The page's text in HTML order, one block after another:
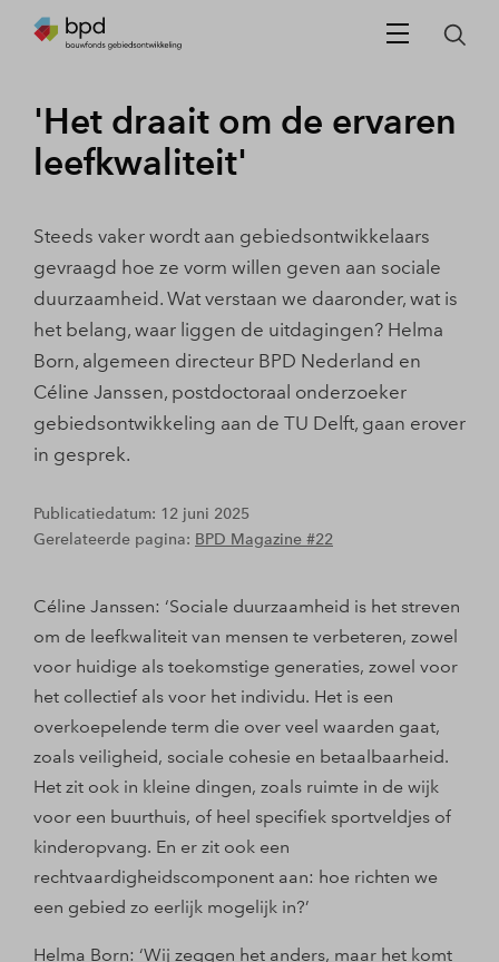
'Het draait om de ervaren
leefkwaliteit'
Steeds vaker wordt aan gebiedsontwikkelaars
gevraagd hoe ze vorm willen geven aan sociale
duurzaamheid. Wat verstaan we daaronder, wat is
het belang, waar liggen de uitdagingen? Helma
Born, algemeen directeur BPD Nederland en
Céline Janssen, postdoctoraal onderzoeker
gebiedsontwikkeling aan de TU Delft, gaan erover
in gesprek.
Publicatiedatum: 12 juni 2025
Gerelateerde pagina: BPD Magazine #22
Céline Janssen: ‘Sociale duurzaamheid is het streven
om de leefkwaliteit van mensen te verbeteren, zowel
voor huidige als toekomstige generaties, zowel voor
het collectief als voor het individu. Het is een
overkoepelende term die over veel waarden gaat,
zoals veiligheid, sociale cohesie en betaalbaarheid.
Het zit ook in kleine dingen, zoals ruimte in de wijk
voor een buurthuis, of heel specifiek sportveldjes of
kinderopvang. En er zit ook een
rechtvaardigheidscomponent aan: hoe richten we
een gebied zo eerlijk mogelijk in?’
Helma Born: ‘Wij zeggen het anders, maar het komt